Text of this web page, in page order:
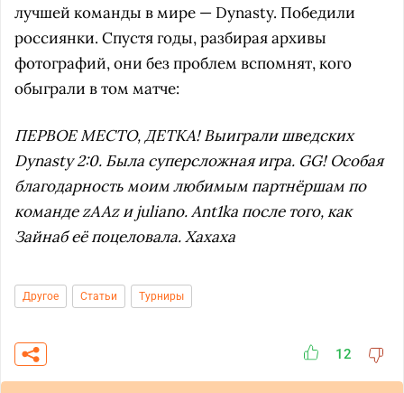
лучшей команды в мире — Dynasty. Победили
россиянки. Спустя годы, разбирая архивы
фотографий, они без проблем вспомнят, кого
обыграли в том матче:
ПЕРВОЕ МЕСТО, ДЕТКА! Выиграли шведских
Dynasty 2:0. Была суперсложная игра. GG! Особая
благодарность моим любимым партнёршам по
команде zAAz и juliano. Ant1ka после того, как
Зайнаб её поцеловала. Хахаха
Другое Статьи Турниры
12